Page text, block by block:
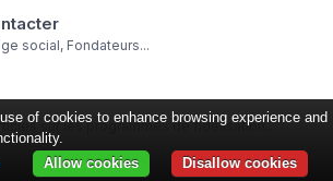
social, Fondateurs...
sur les programmes de fidélisation...
of cookies to enhance browsing experience and
Disallow cookies
Allow cookies